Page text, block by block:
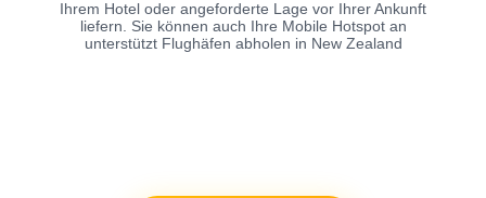
Ihrem Hotel oder angeforderte Lage vor Ihrer Ankunft
liefern. Sie können auch Ihre Mobile Hotspot an
unterstützt Flughäfen abholen in New Zealand